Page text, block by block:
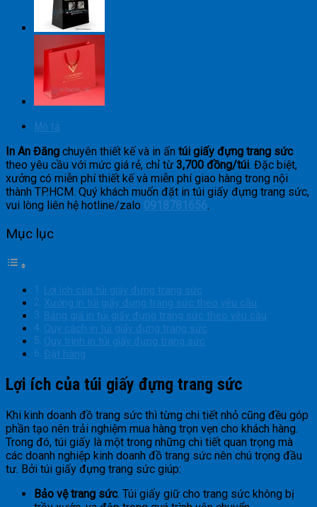
Mô tả
In An Đăng chuyên thiết kế và in ấn túi giấy đựng trang sức
theo yêu cầu với mức giá rẻ, chỉ từ 3,700 đồng/túi. Đặc biệt,
xưởng có miễn phí thiết kế và miễn phí giao hàng trong nội
thành TP.HCM. Quý khách muốn đặt in túi giấy đựng trang sức,
vui lòng liên hệ hotline/zalo 0918781656.
Mục lục
Lợi ích của túi giấy đựng trang sức
Xưởng in túi giấy đựng trang sức theo yêu cầu
Bảng giá in túi giấy đựng trang sức theo yêu cầu
Quy cách in túi giấy đựng trang sức
Quy trình in túi giấy đựng trang sức
Đặt hàng
Lợi ích của túi giấy đựng trang sức
Khi kinh doanh đồ trang sức thì từng chi tiết nhỏ cũng đều góp
phần tạo nên trải nghiệm mua hàng trọn vẹn cho khách hàng.
Trong đó, túi giấy là một trong những chi tiết quan trọng mà
các doanh nghiệp kinh doanh đồ trang sức nên chú trọng đầu
tư. Bởi túi giấy đựng trang sức giúp:
Bảo vệ trang sức. Túi giấy giữ cho trang sức không bị